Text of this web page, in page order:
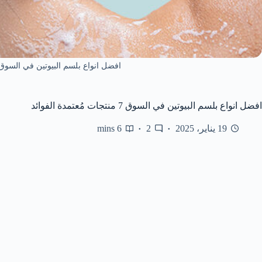
افضل انواع بلسم البيوتين في السوق 7 منتجات مُعتمدة
افضل انواع بلسم البيوتين في السوق 7 منتجات مُعتمدة الفوائد
19 يناير، 2025 2
6 mins